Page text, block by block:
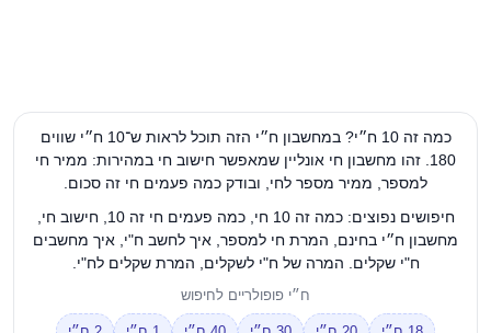
כמה זה 10 ח״י? במחשבון ח״י הזה תוכל לראות ש־10 ח״י שווים
180. זהו מחשבון חי אונליין שמאפשר חישוב חי במהירות: ממיר חי
למספר, ממיר מספר לחי, ובודק כמה פעמים חי זה סכום.
חיפושים נפוצים: כמה זה 10 חי, כמה פעמים חי זה 10, חישוב חי,
מחשבון ח״י בחינם, המרת חי למספר, איך לחשב ח"י, איך מחשבים
ח"י שקלים. המרה של ח"י לשקלים, המרת שקלים לח"י.
ח״י פופולריים לחיפוש